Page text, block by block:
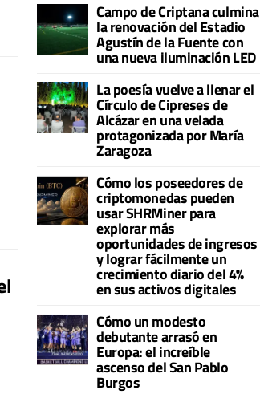
Campo de Criptana culmina
la renovación del Estadio
Agustín de la Fuente con
una nueva iluminación LED
La poesía vuelve a llenar el
Círculo de Cipreses de
Alcázar en una velada
protagonizada por María
Zaragoza
Cómo los poseedores de
criptomonedas pueden
usar SHRMiner para
explorar más
oportunidades de ingresos
y lograr fácilmente un
crecimiento diario del 4%
en sus activos digitales
Cómo un modesto
debutante arrasó en
Europa: el increíble
ascenso del San Pablo
Burgos